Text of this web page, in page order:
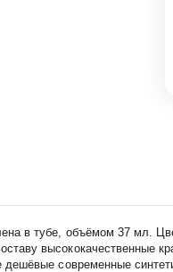
в тубе, объёмом 37 мл.
высококачественные
современные